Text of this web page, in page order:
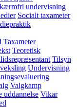
undervisning
Socialt taxameter
Taxameter
Teoretisk
Tilsyn
Undervisning
Valgkamp
uddannelse Vikar